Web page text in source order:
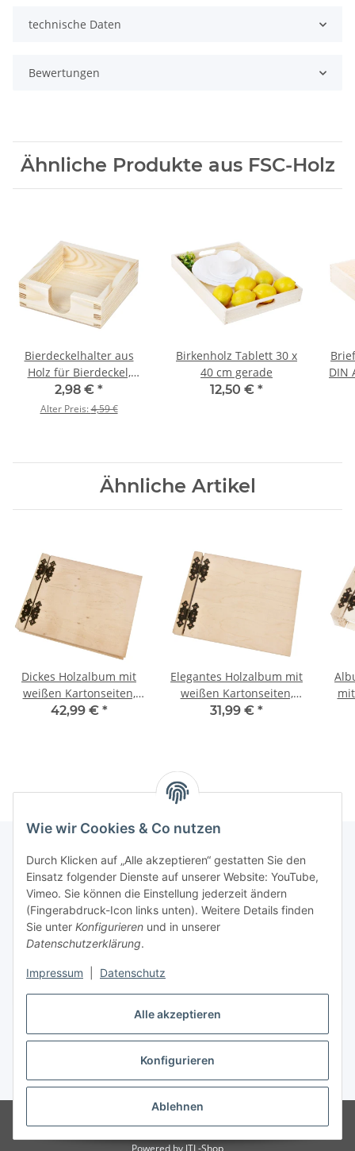
Alle akzeptieren
Konfigurieren
Ablehnen
Wie wir Cookies & Co nutzen
Durch Klicken auf „Alle akzeptieren“ gestatten Sie den
Einsatz folgender Dienste auf unserer Website: YouTube,
Vimeo. Sie können die Einstellung jederzeit ändern
(Fingerabdruck-Icon links unten). Weitere Details finden
Sie unter Konfigurieren und in unserer
Datenschutzerklärung.
Impressum Datenschutz
technische Daten
Bewertungen
Ähnliche Produkte aus FSC-Holz
Bierdeckelhalter aus
Holz für Bierdeckel,
125 × 125 × 45 mm
2,98 € *
Alter Preis:4,59 €
Birkenholz Tablett 30 x
40 cm gerade
12,50 € *
DIN
Ähnliche Artikel
Dickes Holzalbum mit
weißen Kartonseiten,
Gästebuch Hochzeit
42,99 € *
Elegantes Holzalbum mit
weißen Kartonseiten,
Gästebuch aus Holz
31,99 € *
Informationen
Gesetzliche Informationen
* Alle Preise inkl. gesetzlicher USt., zzgl.Versand
Powered by JTL-Shop